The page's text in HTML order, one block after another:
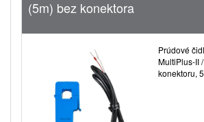
(5m) bez konektora
Prúdové
MultiPlus-II
konektoru,